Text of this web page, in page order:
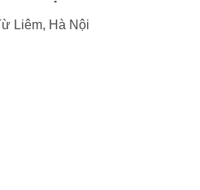
Liêm, Hà Nội